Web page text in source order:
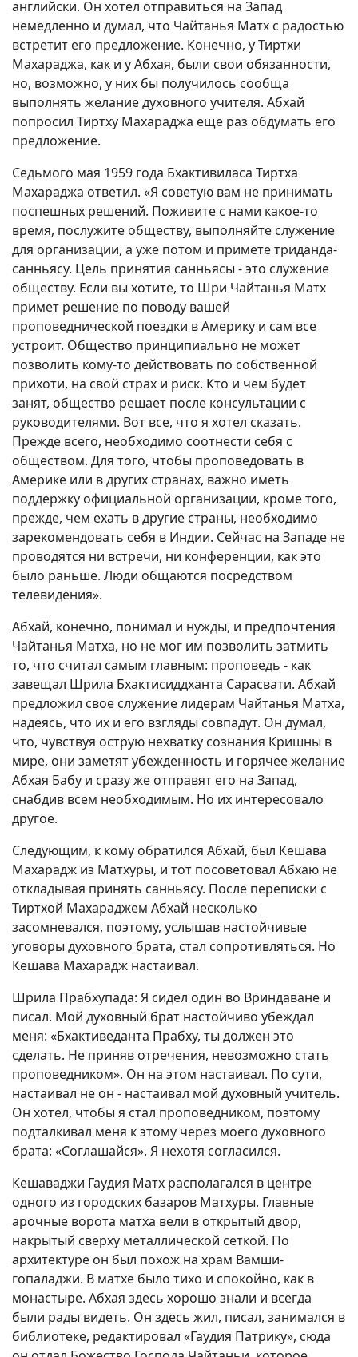
английски. Он хотел отправиться на Запад
немедленно и думал, что Чайтанья Матх с радостью
встретит его предложение. Конечно, у Тиртхи
Махараджа, как и у Абхая, были свои обязанности,
но, возможно, у них бы получилось сообща
выполнять желание духовного учителя. Абхай
попросил Тиртху Махараджа еще раз обдумать его
предложение.
Седьмого мая 1959 года Бхактивиласа Тиртха
Махараджа ответил. «Я советую вам не принимать
поспешных решений. Поживите с нами какое-то
время, послужите обществу, выполняйте служение
для организации, а уже потом и примете триданда-
санньясу. Цель принятия санньясы - это служение
обществу. Если вы хотите, то Шри Чайтанья Матх
примет решение по поводу вашей
проповеднической поездки в Америку и сам все
устроит. Общество принципиально не может
позволить кому-то действовать по собственной
прихоти, на свой страх и риск. Кто и чем будет
занят, общество решает после консультации с
руководителями. Вот все, что я хотел сказать.
Прежде всего, необходимо соотнести себя с
обществом. Для того, чтобы проповедовать в
Америке или в других странах, важно иметь
поддержку официальной организации, кроме того,
прежде, чем ехать в другие страны, необходимо
зарекомендовать себя в Индии. Сейчас на Западе не
проводятся ни встречи, ни конференции, как это
было раньше. Люди общаются посредством
телевидения».
Абхай, конечно, понимал и нужды, и предпочтения
Чайтанья Матха, но не мог им позволить затмить
то, что считал самым главным: проповедь - как
завещал Шрила Бхактисиддханта Сарасвати. Абхай
предложил свое служение лидерам Чайтанья Матха,
надеясь, что их и его взгляды совпадут. Он думал,
что, чувствуя острую нехватку сознания Кришны в
мире, они заметят убежденность и горячее желание
Абхая Бабу и сразу же отправят его на Запад,
снабдив всем необходимым. Но их интересовало
другое.
Следующим, к кому обратился Абхай, был Кешава
Махарадж из Матхуры, и тот посоветовал Абхаю не
откладывая принять санньясу. После переписки с
Тиртхой Махараджем Абхай несколько
засомневался, поэтому, услышав настойчивые
уговоры духовного брата, стал сопротивляться. Но
Кешава Махарадж настаивал.
Шрила Прабхупада: Я сидел один во Вриндаване и
писал. Мой духовный брат настойчиво убеждал
меня: «Бхактиведанта Прабху, ты должен это
сделать. Не приняв отречения, невозможно стать
проповедником». Он на этом настаивал. По сути,
настаивал не он - настаивал мой духовный учитель.
Он хотел, чтобы я стал проповедником, поэтому
подталкивал меня к этому через моего духовного
брата: «Соглашайся». Я нехотя согласился.
Кешаваджи Гаудия Матх располагался в центре
одного из городских базаров Матхуры. Главные
арочные ворота матха вели в открытый двор,
накрытый сверху металлической сеткой. По
архитектуре он был похож на храм Вамши-
гопаладжи. В матхе было тихо и спокойно, как в
монастыре. Абхая здесь хорошо знали и всегда
были рады видеть. Он здесь жил, писал, занимался в
библиотеке, редактировал «Гаудия Патрику», сюда